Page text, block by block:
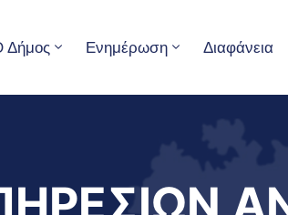
Δήμος Ενημέρωση Διαφάνεια